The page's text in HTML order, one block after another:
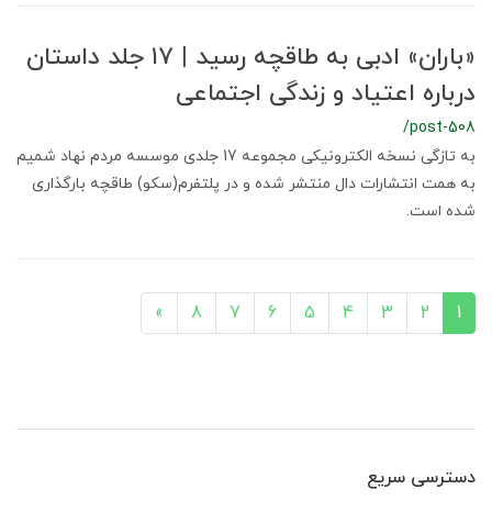
«باران» ادبی به طاقچه رسید | ۱۷ جلد داستان
درباره اعتیاد و زندگی اجتماعی
/post-508
به تازگی نسخه الکترونیکی مجموعه 17 جلدی موسسه مردم نهاد شمیم
به همت انتشارات دال منتشر شده و در پلتفرم(سکو) طاقچه بارگذاری
شده است.
1
2
3
4
5
6
7
8
»
دسترسی سریع